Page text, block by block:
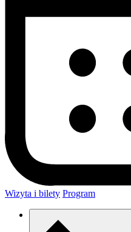
Wizyta i bilety Program